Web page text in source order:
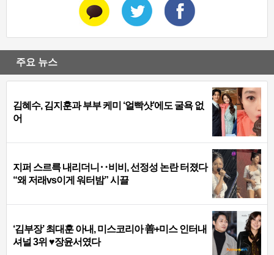
주요 뉴스
김혜수, 김지훈과 부부 케미 ‘얼빡샷’에도 굴욕 없
어
지퍼 스르륵 내리더니‥비비, 선정성 논란 터졌다
“왜 저래vs이게 워터밤” 시끌
‘김부장’ 최대훈 아내, 미스코리아 善+미스 인터내
셔널 3위 ♥장윤서였다